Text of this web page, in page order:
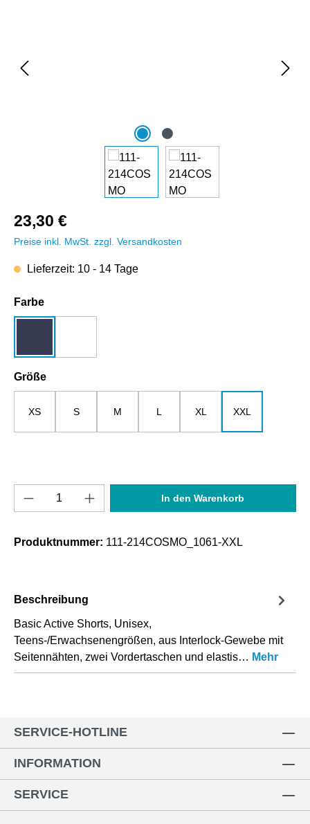
23,30 €
Preise inkl. MwSt. zzgl. Versandkosten
Lieferzeit: 10 - 14 Tage
Farbeauswählen
Größeauswählen
XS S M L XL XXL
Produkt Anzahl: Gib den gewünschten
In den Warenkorb
Produktnummer: 111-214COSMO_1061-XXL
Beschreibung
Basic Active Shorts, Unisex,
Teens-/Erwachsenengrößen, aus Interlock-Gewebe mit
Seitennähten, zwei Vordertaschen und elastis… Mehr
SERVICE-HOTLINE
INFORMATION
SERVICE